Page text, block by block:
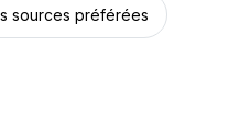
sources préférées